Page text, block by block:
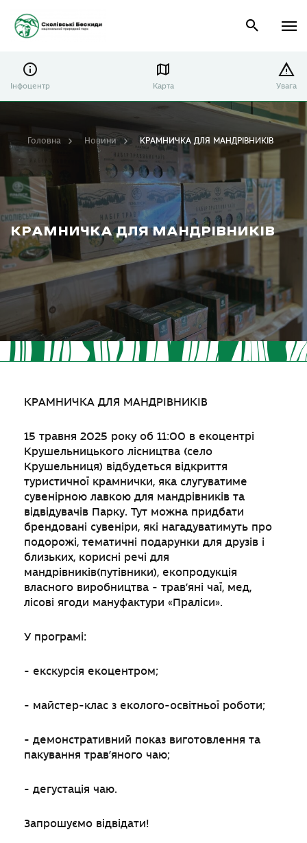
Інфоцентр Карта Увага
КРАМНИЧКА ДЛЯ МАНДРІВНИКІВ
Головна Новини КРАМНИЧКА ДЛЯ МАНДРІВНИКІВ
КРАМНИЧКА ДЛЯ МАНДРІВНИКІВ
15 травня 2025 року об 11:00 в екоцентрі
Крушельницького лісництва (село
Крушельниця) відбудеться відкриття
туристичної крамнички, яка слугуватиме
сувенірною лавкою для мандрівників та
відвідувачів Парку. Тут можна придбати
брендовані сувеніри, які нагадуватимуть про
подорожі, тематичні подарунки для друзів і
близьких, корисні речі для
мандрівників(путівники), екопродукція
власного виробництва - трав’яні чаї, мед,
лісові ягоди мануфактури «Праліси».
У програмі:
- екскурсія екоцентром;
- майстер-клас з еколого-освітньої роботи;
- демонстративний показ виготовлення та
пакування трав’яного чаю;
- дегустація чаю.
Запрошуємо відвідати!